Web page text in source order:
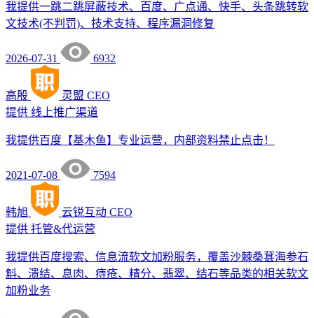
我提供一跳二跳屏蔽技术、百度、广点通、快手、头条跳转软
文技术(不判罚)、技术支持、程序漏洞修复
2026-07-31 6932
高殷 灵盟 CEO
提供 线上推广渠道
我提供百度【基木鱼】专业运营，内部资料禁止点击！
2021-07-08 7594
韩旭 云锐互动 CEO
提供 托管&代运营
我提供百度搜索、信息流软文加粉服务，覆盖沙棘桑葚海参石
斛、溃结、息肉、痔疮、精分、翡翠、结石等品类的相关软文
加粉业务